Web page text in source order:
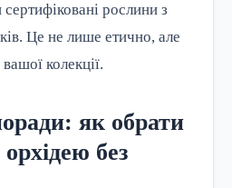
рослини з
Це не лише етично, але
колекції.
як обрати
без